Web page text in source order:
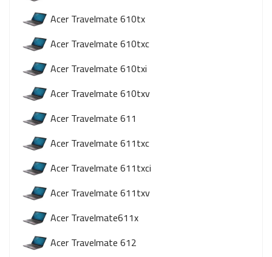
Acer Travelmate 610tx
Acer Travelmate 610txc
Acer Travelmate 610txi
Acer Travelmate 610txv
Acer Travelmate 611
Acer Travelmate 611txc
Acer Travelmate 611txci
Acer Travelmate 611txv
Acer Travelmate611x
Acer Travelmate 612